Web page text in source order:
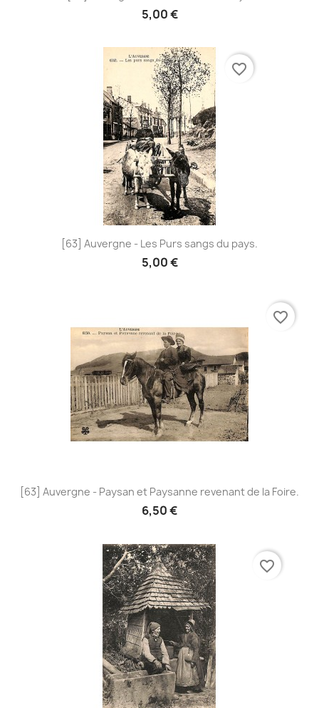
5,00 €
[63] Auvergne - Les Purs sangs du pays.
5,00 €
favorite_border
[63] Auvergne - Paysan et Paysanne revenant de la Foire.
6,50 €
favorite_border
favorite_border